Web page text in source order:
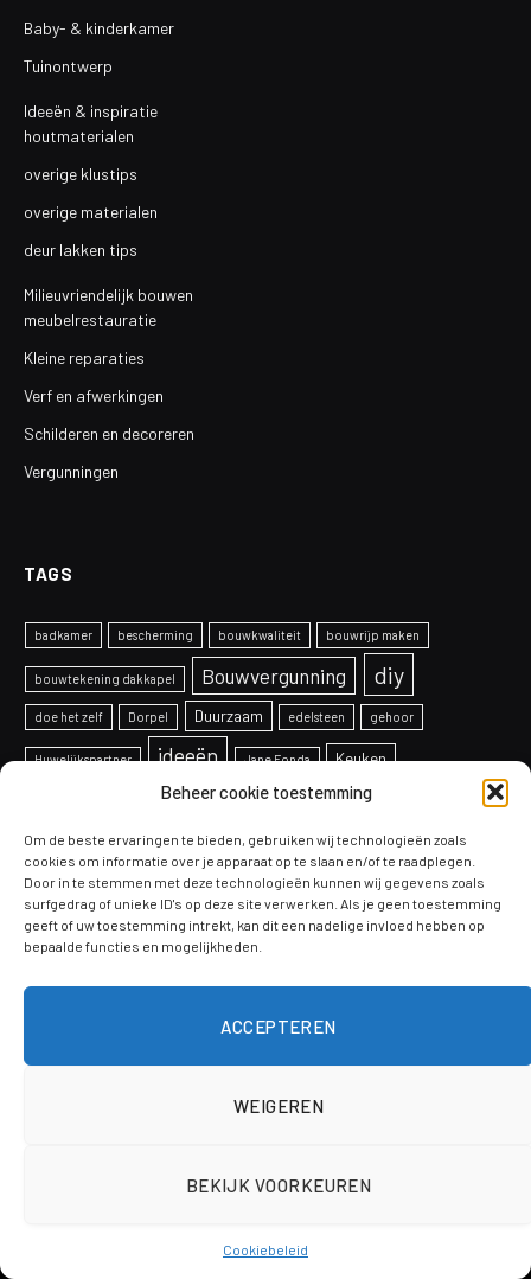
Beheer cookie toestemming
Om de beste ervaringen te bieden, gebruiken wij technologieën zoals
cookies om informatie over je apparaat op te slaan en/of te raadplegen.
Door in te stemmen met deze technologieën kunnen wij gegevens zoals
surfgedrag of unieke ID's op deze site verwerken. Als je geen toestemming
geeft of uw toestemming intrekt, kan dit een nadelige invloed hebben op
bepaalde functies en mogelijkheden.
ACCEPTEREN
WEIGEREN
BEKIJK VOORKEUREN
Cookiebeleid
Baby- & kinderkamer
Tuinontwerp
Ideeën & inspiratie
houtmaterialen
overige klustips
overige materialen
deur lakken tips
Milieuvriendelijk bouwen
meubelrestauratie
Kleine reparaties
Verf en afwerkingen
Schilderen en decoreren
Vergunningen
TAGS
badkamer bescherming bouwkwaliteit bouwrijp maken
bouwtekening dakkapel Bouwvergunning diy
doe het zelf Dorpel Duurzaam edelsteen gehoor
Huwelijkspartner ideeën Jane Fonda Keuken
Klussen
lichtkoepel vervangen lichtstraat schilddak meubelrestauratie
onderhoud Ontwerp overkapping paneelradiatoren
productie projecten Raam radiatoren schaken
Tuinontwerp veiligheid